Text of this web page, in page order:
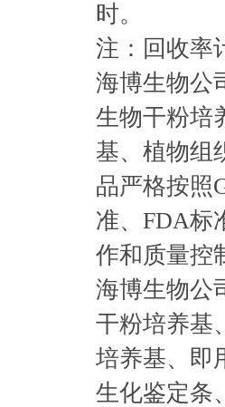
时。
注：回收率
海博生物公
生物干粉培
基、植物组
品严格按照
准、FDA标
作和质量控
海博生物公
干粉培养基
培养基、即
生化鉴定条